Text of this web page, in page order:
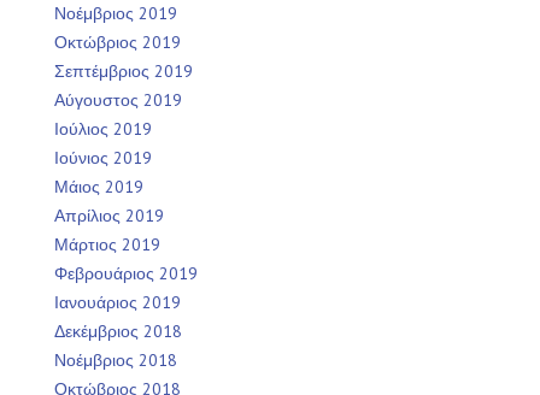
Νοέμβριος 2019
Οκτώβριος 2019
Σεπτέμβριος 2019
Αύγουστος 2019
Ιούλιος 2019
Ιούνιος 2019
Μάιος 2019
Απρίλιος 2019
Μάρτιος 2019
Φεβρουάριος 2019
Ιανουάριος 2019
Δεκέμβριος 2018
Νοέμβριος 2018
Οκτώβριος 2018